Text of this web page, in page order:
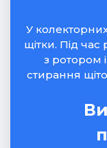
У
щітки. Під
з ротором
стирання